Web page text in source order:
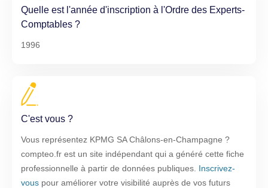
Quelle est l'année d'inscription à l'Ordre des Experts-
Comptables ?
1996
C'est vous ?
Vous représentez KPMG SA Châlons-en-Champagne ?
compteo.fr est un site indépendant qui a généré cette fiche
professionnelle à partir de données publiques. Inscrivez-
vous pour améliorer votre visibilité auprès de vos futurs